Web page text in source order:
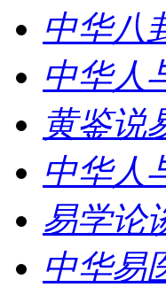
中华八
中华人
黄鉴说
中华人
易学论
中华易